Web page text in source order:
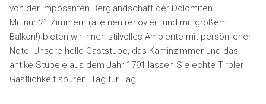
von der imposanten Berglandschaft der Dolomiten.
Mit nur 21 Zimmern (alle neu renoviert und mit großem
Balkon!) bieten wir Ihnen stilvolles Ambiente mit persönlicher
Note! Unsere helle Gaststube, das Kaminzimmer und das
antike Stübele aus dem Jahr 1791 lassen Sie echte Tiroler
Gastlichkeit spüren. Tag für Tag.